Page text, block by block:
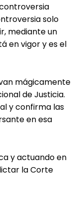
solo
mediante un
en vigor y es el
mágicamente
de Justicia.
y confirma las
en esa
y actuando en
la Corte